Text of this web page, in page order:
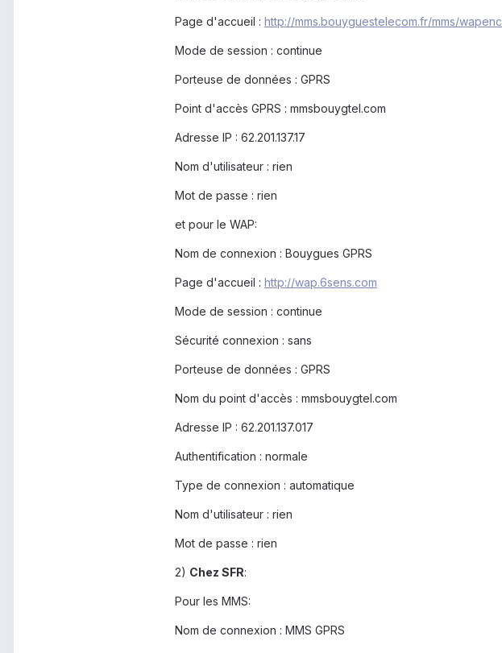
Page d'accueil : http://mms.bouyguestelecom.fr/mms/wapenc
Mode de session : continue
Porteuse de données : GPRS
Point d'accès GPRS : mmsbouygtel.com
Adresse IP : 62.201.137.17
Nom d'utilisateur : rien
Mot de passe : rien
et pour le WAP:
Nom de connexion : Bouygues GPRS
Page d'accueil : http://wap.6sens.com
Mode de session : continue
Sécurité connexion : sans
Porteuse de données : GPRS
Nom du point d'accès : mmsbouygtel.com
Adresse IP : 62.201.137.017
Authentification : normale
Type de connexion : automatique
Nom d'utilisateur : rien
Mot de passe : rien
2) Chez SFR:
Pour les MMS:
Nom de connexion : MMS GPRS